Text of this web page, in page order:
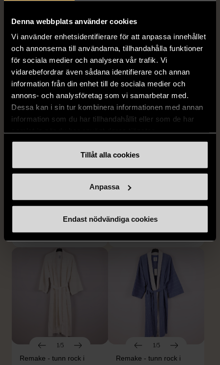
Denna webbplats använder cookies
Vi använder enhetsidentifierare för att anpassa innehållet
och annonserna till användarna, tillhandahålla funktioner
för sociala medier och analysera vår trafik. Vi
vidarebefordrar även sådana identifierare och annan
information från din enhet till de sociala medier och
annons- och analysföretag som vi samarbetar med.
Dessa kan i sin tur kombinera informationen med annan
information som du har tillhandahållit eller som de har
Tillåt alla cookies
Anpassa
Endast nödvändiga cookies
1/5
spetsdetaljer
Nytt skick
890 kr
1/5
Nytt skick
890 kr
1/5
linne
890 kr
1/5
Remake - tunn rock i
linne
890 kr
1/5
Remake - tunn rock i
1/5
Remake - tunn rock i